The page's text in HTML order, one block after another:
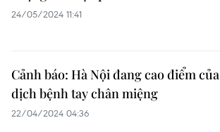
24/05/2024 11:41
Cảnh báo: Hà Nội đang cao điểm của
dịch bệnh tay chân miệng
22/04/2024 04:36